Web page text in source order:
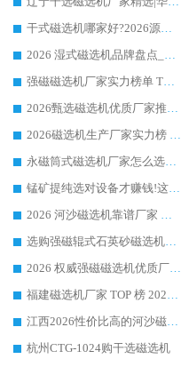
干式磁选机哪家好?2026源头厂家推荐_华体会手机网页版-华体会(中国) 强磁磁选机生产厂家
2026 湿式磁选机品牌盘点_华体会手机网页版-华体会(中国) _内行认可的靠谱厂家
强磁磁选机厂家实力榜单 TOP3：华体会手机网页版-华体会(中国) 稳居前列
2026甄选磁选机优质厂家推荐：潍坊华体会手机网页版-华体会(中国) ，凭实力稳居行业前列
2026磁选机生产厂家实力榜 TOP1：华体会手机网页版-华体会(中国) 凭什么成为行业喜欢选?
永磁筒式磁选机厂家怎么选?14 年老厂华体会手机网页版-华体会(中国) 凭实力出圈，这 5 大优势太圈粉
锰矿提纯选对设备才赚钱!这家临朐厂家的强磁辊磁选机凭啥成行业标杆?
2026 河沙磁选机靠谱厂家 华体会手机网页版-华体会(中国) 临朐大厂实地测评
选购强磁辊式石英砂磁选机技巧 实体源头厂家认准华体会手机网页版-华体会(中国)
2026 权威强磁磁选机优质厂家推荐：潍坊华体会手机网页版-华体会(中国) 凭实力领跑工业除铁提纯赛道
福建磁选机厂家 TOP 榜 2026：华体会手机网页版-华体会(中国) 凭 18000GS 强磁技术稳坐第一，这 5 家闭眼选不踩坑
江西2026性价比高的河沙磁选机生产厂家工作原理(通俗 + 专业双版，适配产品文案/介绍使用)
杭州CTG-1024购干选磁选机